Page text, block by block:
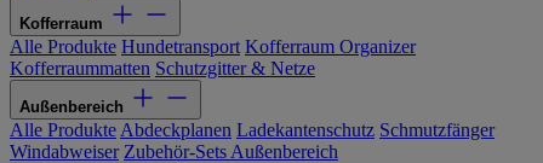
Kofferraum
Alle Produkte Hundetransport Kofferraum Organizer
Kofferraummatten Schutzgitter & Netze
Außenbereich
Alle Produkte Abdeckplanen Ladekantenschutz Schmutzfänger
Windabweiser Zubehör-Sets Außenbereich